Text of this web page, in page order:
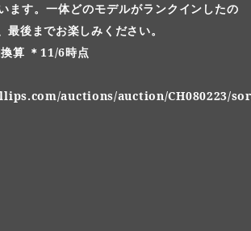
ます。一体どのモデルがランクインしたの
最後までお楽しみください。
算 ＊11/6時点
auctions/auction/CH080223/